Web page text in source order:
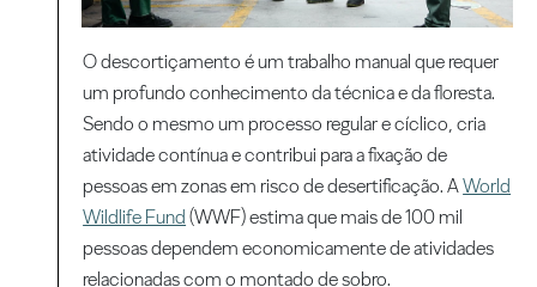
O descortiçamento é um trabalho manual que requer
um profundo conhecimento da técnica e da floresta.
Sendo o mesmo um processo regular e cíclico, cria
atividade contínua e contribui para a fixação de
pessoas em zonas em risco de desertificação. AWorld
Wildlife Fund (WWF) estima que mais de 100 mil
pessoas dependem economicamente de atividades
relacionadas com o montado de sobro.